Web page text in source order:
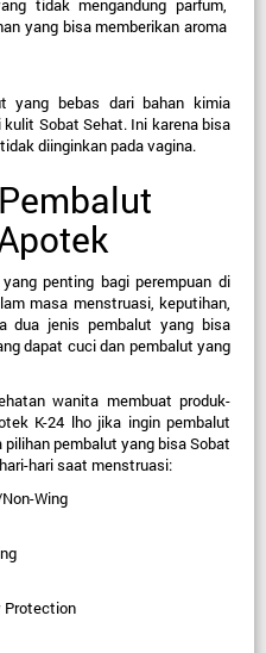
tidak mengandung parfum,
yang bisa memberikan aroma
yang bebas dari bahan kimia
Sobat Sehat. Ini karena bisa
diinginkan pada vagina.
penting bagi perempuan di
masa menstruasi, keputihan,
dua jenis pembalut yang bisa
dapat cuci dan pembalut yang
wanita membuat produk-
K-24 lho jika ingin pembalut
pembalut yang bisa Sobat
hari saat menstruasi:
Wing
Protection